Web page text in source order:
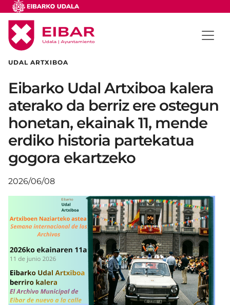
UDAL ARTXIBOA
Eibarko Udal Artxiboa kalera
aterako da berriz ere ostegun
honetan, ekainak 11, mende
erdiko historia partekatua
gogora ekartzeko
2026/06/08